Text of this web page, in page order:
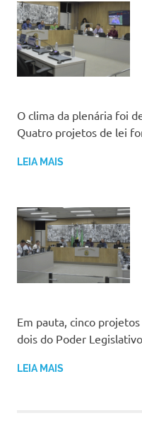
O clima da plenária foi
Quatro projetos de lei
LEIA MAIS
Em pauta, cinco
dois do Poder
LEIA MAIS